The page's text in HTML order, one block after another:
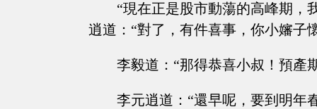
“現在正是股市動蕩的高峰期，
逍道：“對了，有件喜事，你小嬸子
李毅道：“那得恭喜小叔！預產
李元逍道：“還早呢，要到明年